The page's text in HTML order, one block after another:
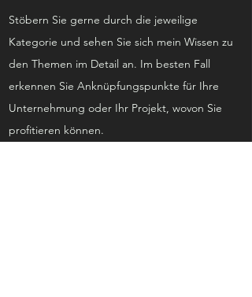
Stöbern Sie gerne durch die jeweilige
Kategorie und sehen Sie sich mein Wissen zu
den Themen im Detail an. Im besten Fall
erkennen Sie Anknüpfungspunkte für Ihre
Unternehmung oder Ihr Projekt, wovon Sie
profitieren können.